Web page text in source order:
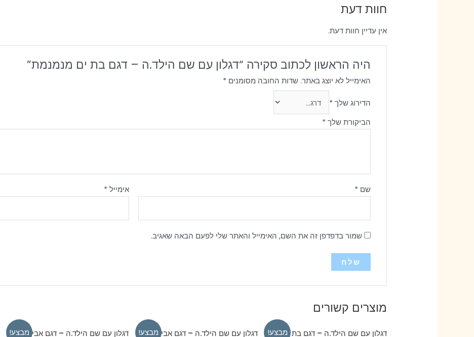
חוות דעת
אין עדיין חוות דעת.
היה הראשון לכתוב סקירה “דגלון עם שם הילד.ה – דגם בת ים מנמנמת”
האימייל לא יוצג באתר.שדות החובה מסומנים *
הדירוג שלך *
הביקורת שלך *
שם * אימייל *
שמור בדפדפן זה את השם, האימייל והאתר שלי לפעם הבאה שאגיב.
מוצרים קשורים
מבצע!
דגלון עם שם הילד.ה – דגם בת ים על
מבצע!דגלון עם שם הילד.ה – דגם אביב
מבצע!דגלון עם שם הילד.ה – דגם אביב